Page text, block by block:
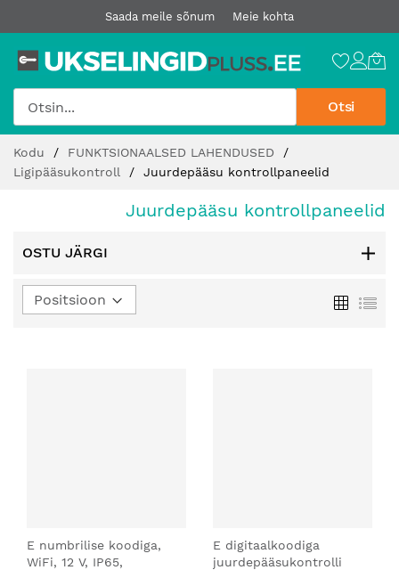
Saada meile sõnum Meie kohta
Otsi
sisu
juurde
Kodu
FUNKTSIONAALSED LAHENDUSED
Ligipääsukontroll
Juurdepääsu kontrollpaneelid
Juurdepääsu kontrollpaneelid
OSTU JÄRGI
E numbrilise koodiga,
WiFi, 12 V, IP65,
E digitaalkoodiga
juurdepääsukontrolli